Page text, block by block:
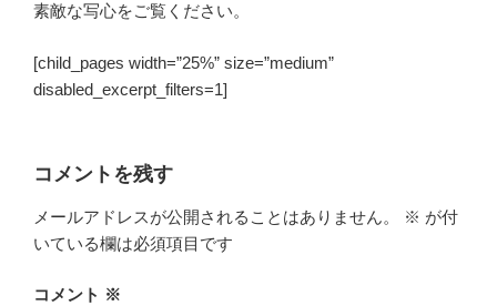
素敵な写心をご覧ください。
[child_pages width=”25%” size=”medium”
disabled_excerpt_filters=1]
コメントを残す
メールアドレスが公開されることはありません。 ※ が付
いている欄は必須項目です
コメント ※